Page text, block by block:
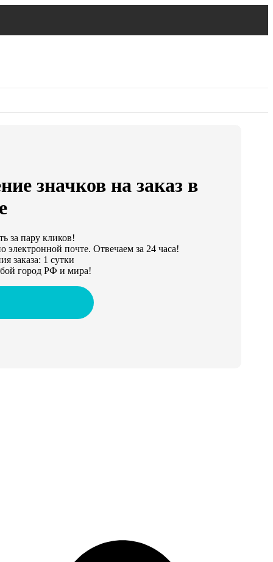
значков на заказ в
за пару кликов!
электронной почте. Отвечаем за 24 часа!
заказа: 1 сутки
город РФ и мира!